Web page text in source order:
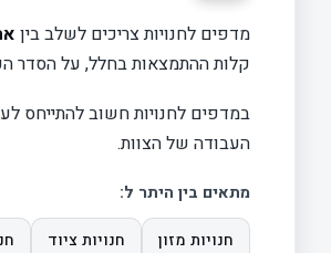
מדפים לחנויות צריכים לשלב בין
קלות ההתמצאות בחלל, על הסדר
במדפים לחנויות חשוב להתייחס
העבודה של הצוות.
מתאים בין היתר ל:
חנויות מזון חנויות ציוד